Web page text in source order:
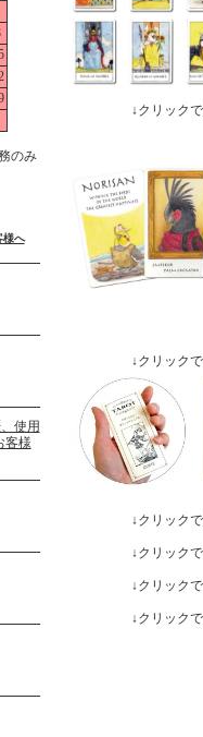
のみ
様へ
↓クリック
↓クリック
↓クリック
↓クリック
↓クリック
↓クリック